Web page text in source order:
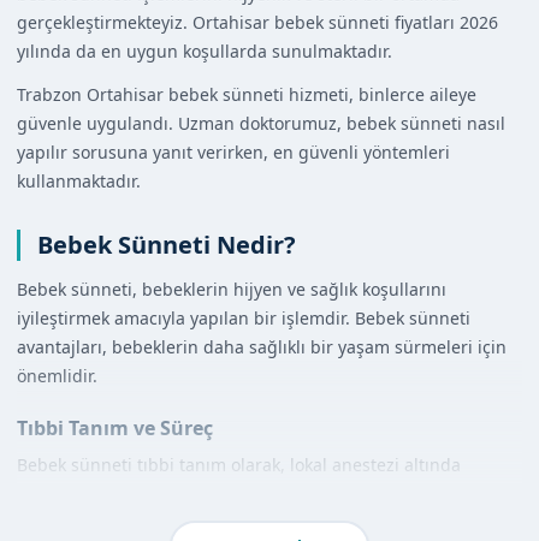
gerçekleştirmekteyiz. Ortahisar bebek sünneti fiyatları 2026
yılında da en uygun koşullarda sunulmaktadır.
Trabzon Ortahisar bebek sünneti hizmeti, binlerce aileye
güvenle uygulandı. Uzman doktorumuz, bebek sünneti nasıl
yapılır sorusuna yanıt verirken, en güvenli yöntemleri
kullanmaktadır.
Bebek Sünneti Nedir?
Bebek sünneti, bebeklerin hijyen ve sağlık koşullarını
iyileştirmek amacıyla yapılan bir işlemdir. Bebek sünneti
avantajları, bebeklerin daha sağlıklı bir yaşam sürmeleri için
önemlidir.
Tıbbi Tanım ve Süreç
Bebek sünneti tıbbi tanım olarak, lokal anestezi altında
kullanılarak, bebeklerin sünneti güvenli bir şekilde